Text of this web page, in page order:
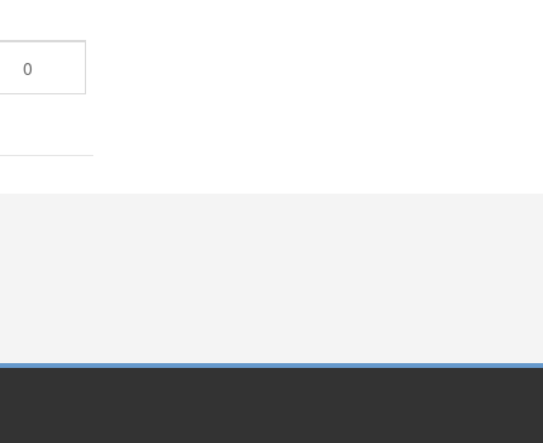
0